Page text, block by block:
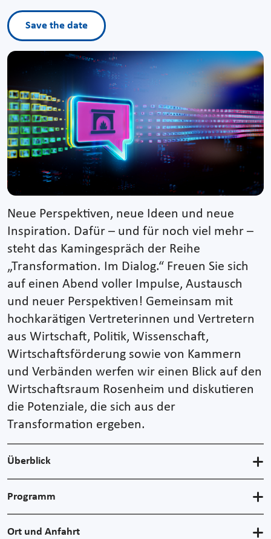
Save the date
Neue Perspektiven, neue Ideen und neue
Inspiration. Dafür – und für noch viel mehr –
steht das Kamingespräch der Reihe
„Transformation. Im Dialog.“ Freuen Sie sich
auf einen Abend voller Impulse, Austausch
und neuer Perspektiven! Gemeinsam mit
hochkarätigen Vertreterinnen und Vertretern
aus Wirtschaft, Politik, Wissenschaft,
Wirtschaftsförderung sowie von Kammern
und Verbänden werfen wir einen Blick auf den
Wirtschaftsraum Rosenheim und diskutieren
die Potenziale, die sich aus der
Transformation ergeben.
Überblick
Programm
Ort und Anfahrt